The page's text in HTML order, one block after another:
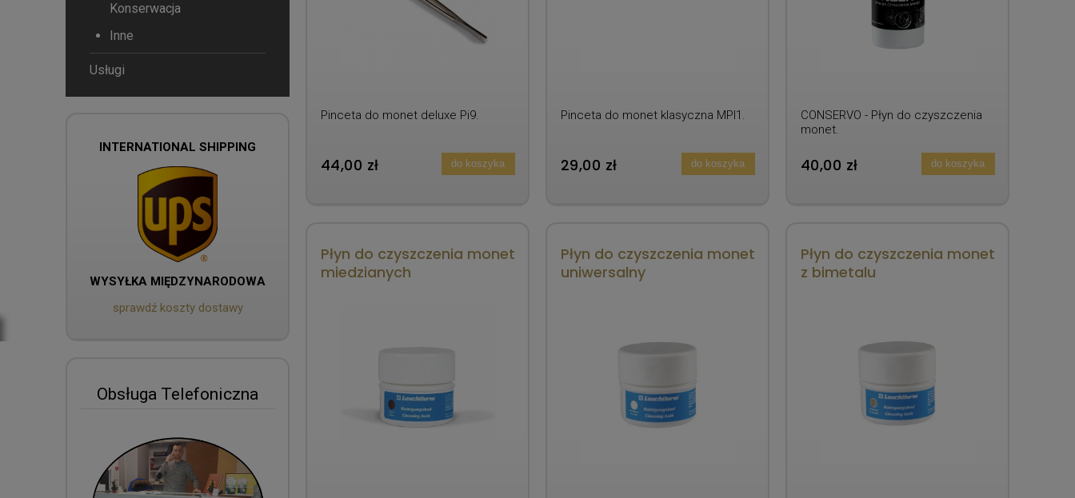
Konserwacja
Inne
Usługi
INTERNATIONAL SHIPPING
WYSYŁKA MIĘDZYNARODOWA
sprawdź koszty dostawy
Obsługa Telefoniczna
Pinceta do monet deluxe Pi9.
44,00 zł do koszyka
Pinceta do monet klasyczna MPI1.
29,00 zł do koszyka
CONSERVO - Płyn do czyszczenia
monet.
40,00 zł do koszyka
Płyn do czyszczenia monet
miedzianych
Płyn do czyszczenia monet
uniwersalny
Płyn do czyszczenia monet
z bimetalu